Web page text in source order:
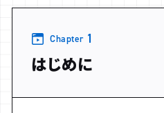
Chapter 1
はじめに